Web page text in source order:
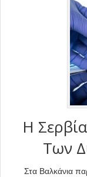
Η
Των
Στα Βαλκάνια